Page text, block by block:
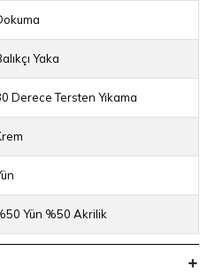
Yaka
Derece Tersten Yıkama
Yün %50 Akrilik